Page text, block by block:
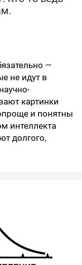
—
не идут в
картинки
и понятны
интеллекта
долгого,